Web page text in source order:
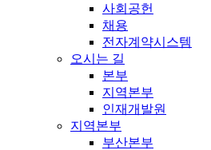
사회공헌
채용
전자계약시스템
오시는 길
본부
지역본부
인재개발원
지역본부
부산본부